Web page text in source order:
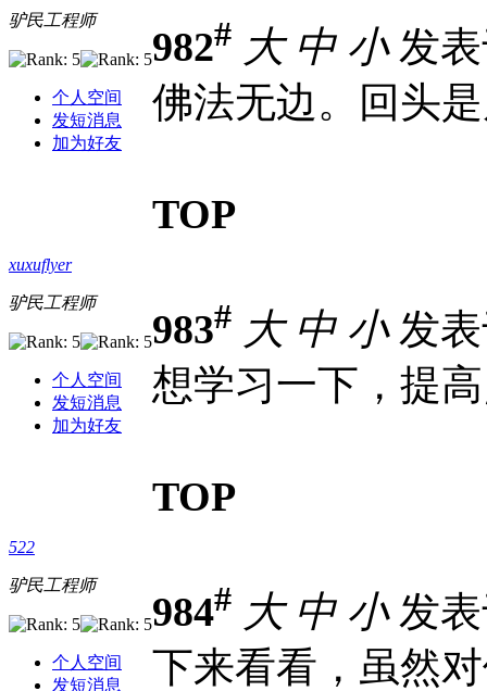
驴民工程师
个人空间
发短消息
加为好友
982# 大 中 小发表
佛法无边。回头
TOP
xuxuflyer
驴民工程师
个人空间
发短消息
加为好友
983# 大 中 小发表
想学习一下，提
TOP
522
驴民工程师
个人空间
发短消息
984# 大 中 小发表
下来看看，虽然